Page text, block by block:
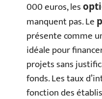
000 euros, les
manquent pas. Le
présente comme
idéale pour
projets sans
fonds. Les taux
fonction des